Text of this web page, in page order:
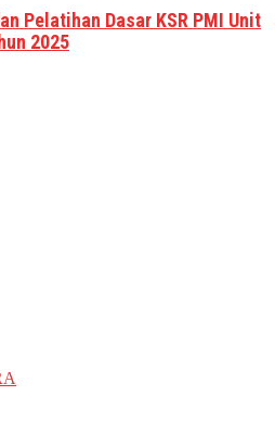
Pelatihan Dasar KSR PMI Unit
2025